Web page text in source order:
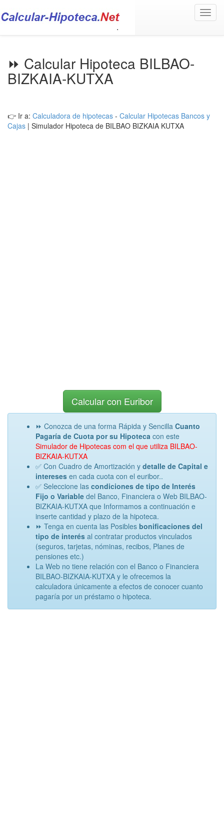
⏩ Calcular Hipoteca BILBAO-
BIZKAIA-KUTXA
👉 Ir a: Calculadora de hipotecas - Calcular Hipotecas Bancos y
Cajas | Simulador Hipoteca de BILBAO BIZKAIA KUTXA
Calcular con Euribor
⏩ Conozca de una forma Rápida y Sencilla Cuanto
Pagaría de Cuota por su Hipoteca con este
Simulador de Hipotecas com el que utiliza BILBAO-
BIZKAIA-KUTXA
✅ Con Cuadro de Amortización y detalle de Capital e
intereses en cada cuota con el euribor..
✅ Seleccione las condiciones de tipo de Interés
Fijo o Variable del Banco, Financiera o Web BILBAO-
BIZKAIA-KUTXA que Informamos a continuación e
inserte cantidad y plazo de la hipoteca.
⏩ Tenga en cuenta las Posibles bonificaciones del
tipo de interés al contratar productos vinculados
(seguros, tarjetas, nóminas, recibos, Planes de
pensiones etc.)
La Web no tiene relación con el Banco o Financiera
BILBAO-BIZKAIA-KUTXA y le ofrecemos la
calculadora únicamente a efectos de conocer cuanto
pagaría por un préstamo o hipoteca.